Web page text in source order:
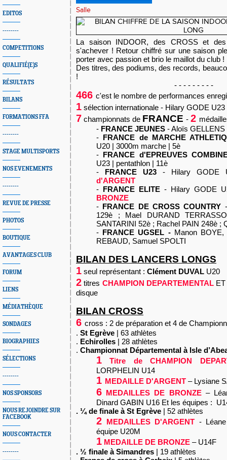
EDITOS
--------
COMPETITIONS
QUALIFIÉ(E)S
RÉSULTATS
BILANS
FORMATIONS FFA
--------
STAGE MULTISPORTS
NOS EVENEMENTS
--------
REVUE DE PRESSE
PHOTOS
BOUTIQUE
AVANTAGES CLUB
FORUM
LIENS
MÉDIATHÈQUE
SONDAGES
BIOGRAPHIES
SÉLECTIONS
--------
NOS SPONSORS
NOUS REJOINDRE SUR
FACEBOOK
NOUS CONTACTER
--------
Salle
La saison INDOOR, des CROSS et
s'achever ! Retour chiffré sur une saison
porter avec passion et brio le maillot du club !
Des titres, des podiums, des records,
!
- - - - - - - - -
466 c'est le nombre de performances
1 sélection internationale - Hilary GODE U23
7 championnats de FRANCE - 2
- FRANCE JEUNES - Aloïs
- FRANCE de MARCHE
U20 | 3000m marche | 5è
- FRANCE d'EPREUVES
U23 | pentathlon | 11è
- FRANCE U23 - Hilary
d'ARGENT
- FRANCE ELITE - Hilary GODE
BRONZE
- FRANCE DE CROSS COUNTRY
129è ; Mael DURAND
SANTARINI 52è ; Rachel PAIN 248è ;
- FRANCE UGSEL - Manon
REBAUD, Samuel SPOLTI
BILAN DES LANCERS LONGS
1 seul représentant : Clément DUVAL U20
2 titres CHAMPION DEPARTEMENTAL
disque
BILAN CROSS
6 cross : 2 de préparation et 4 de
. St Egrève | 63 athlètes
. Echirolles | 28 athlètes
. Championnat Départemental à Isle
1
Titre de CHAMPION
LORPHELIN U14
1 MEDAILLE D'ARGENT – Lysiane
6 MEDAILLES DE BRONZE –
Dinard GABIN U16 Et les équipes :
. ¼ de finale à St Egrève | 52 athlètes
2 MEDAILLES D'ARGENT -
équipe U20M
1 MEDAILLE DE BRONZE – U14F
. ½ finale à Simandres | 19 athlètes